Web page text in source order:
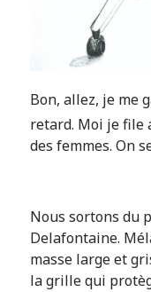
Bon, allez, je me
retard. Moi je file
des femmes. On
Nous sortons du
Delafontaine.
masse large et
la grille qui